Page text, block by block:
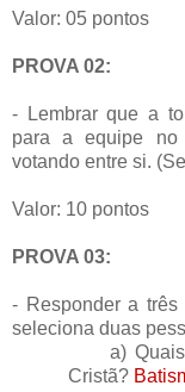
Valor: 05 pontos
PROVA 02:
- Lembrar que a
para a equipe no
votando entre si.
Valor: 10 pontos
PROVA 03:
- Responder a três
seleciona duas
a) Quais são
Cristã?